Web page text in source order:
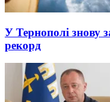
У Тернополі знову
рекорд